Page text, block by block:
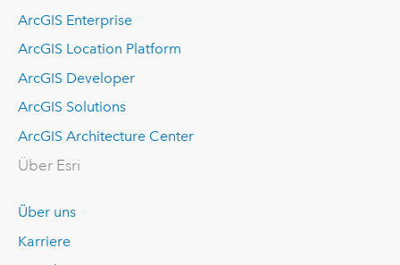
ArcGIS Enterprise
ArcGIS Location Platform
ArcGIS Developer
ArcGIS Solutions
ArcGIS Architecture Center
Über Esri
Über uns
Karriere